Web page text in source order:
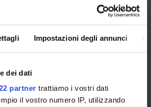
Impostazioni degli annunci
dei dati
partner trattiamo i vostri dati
il vostro numero IP, utilizzando
presieduto dal Direttore, ha
e la gestione delle attività formative